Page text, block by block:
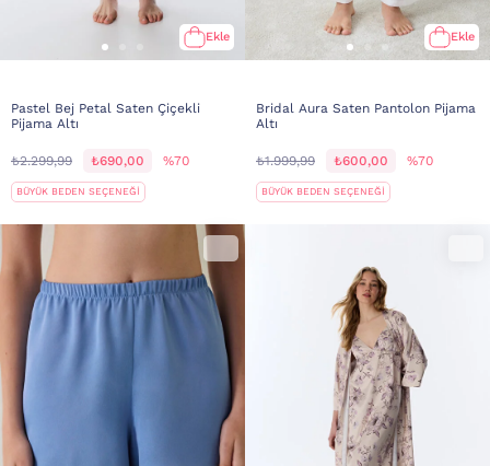
Ekle
Pastel Bej Petal Saten Çiçekli
Pijama Altı
₺2.299,99 ₺690,00 %70
BÜYÜK BEDEN SEÇENEĞİ
Ekle
Bridal Aura Saten Pantolon Pijama
Altı
₺1.999,99 ₺600,00 %70
BÜYÜK BEDEN SEÇENEĞİ